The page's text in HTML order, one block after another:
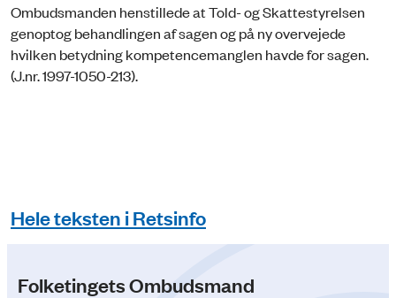
Ombudsmanden henstillede at Told- og Skattestyrelsen
genoptog behandlingen af sagen og på ny overvejede
hvilken betydning kompetencemanglen havde for sagen.
(J.nr. 1997-1050-213).
Hele teksten i Retsinfo
Folketingets Ombudsmand